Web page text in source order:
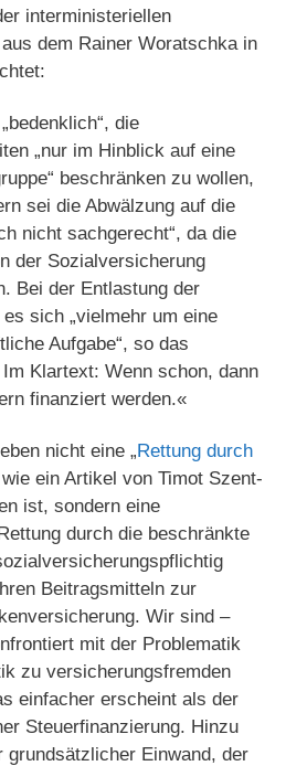
interministeriellen
dem Rainer Woratschka in
die
„nur im Hinblick auf eine
beschränken zu wollen,
sei die Abwälzung auf die
nicht sachgerecht“, da die
der Sozialversicherung
Bei der Entlastung der
sich „vielmehr um eine
Aufgabe“, so das
Klartext: Wenn schon, dann
finanziert werden.«
nicht eine „Rettung durch
wie ein Artikel von Timot Szent-
ist, sondern eine
durch die beschränkte
Beitragsmitteln zur
Wir sind –
mit der Problematik
zu versicherungsfremden
einfacher erscheint als der
Steuerfinanzierung. Hinzu
grundsätzlicher Einwand, der